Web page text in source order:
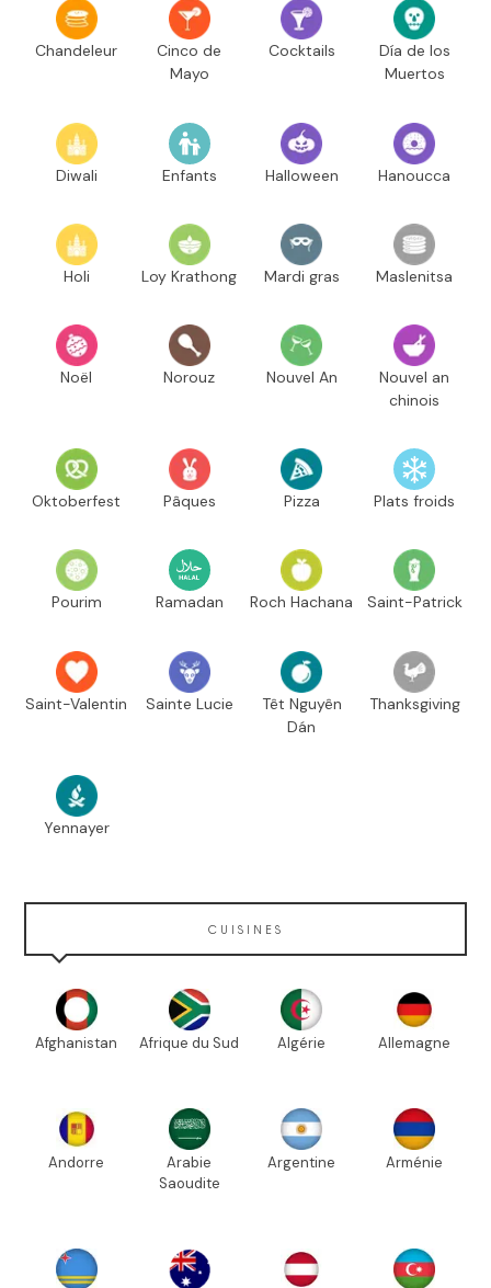
Chandeleur
Cinco de
Mayo
Cocktails
Día de los
Muertos
Diwali Enfants Halloween Hanoucca
Holi Loy Krathong Mardi gras Maslenitsa
Noël Norouz Nouvel An
Nouvel an
chinois
Oktoberfest Pâques Pizza Plats froids
Pourim Ramadan Roch Hachana Saint-Patrick
Saint-Valentin Sainte Lucie
Têt Nguyên
Dán
Thanksgiving
Yennayer
CUISINES
Afghanistan Afrique du Sud Algérie Allemagne
Andorre
Arabie
Saoudite
Argentine Arménie